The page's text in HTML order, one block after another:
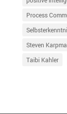
Process
Steven
Taibi Kahler